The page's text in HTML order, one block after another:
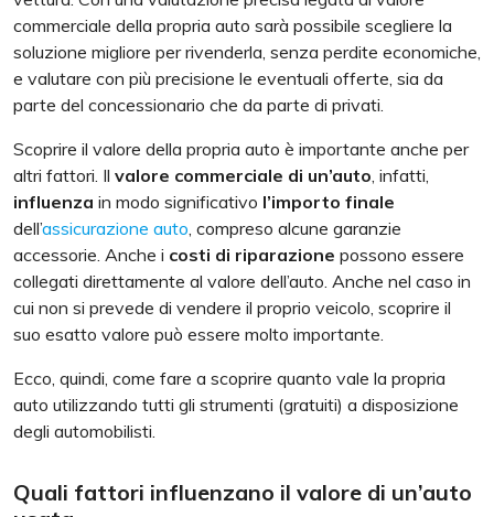
commerciale della propria auto sarà possibile scegliere la
soluzione migliore per rivenderla, senza perdite economiche,
e valutare con più precisione le eventuali offerte, sia da
parte del concessionario che da parte di privati.
Scoprire il valore della propria auto è importante anche per
altri fattori. Il valore commerciale di un’auto, infatti,
influenza in modo significativo l’importo finale
dell’assicurazione auto, compreso alcune garanzie
accessorie. Anche i costi di riparazione possono essere
collegati direttamente al valore dell’auto. Anche nel caso in
cui non si prevede di vendere il proprio veicolo, scoprire il
suo esatto valore può essere molto importante.
Ecco, quindi, come fare a scoprire quanto vale la propria
auto utilizzando tutti gli strumenti (gratuiti) a disposizione
degli automobilisti.
Quali fattori influenzano il valore di un’auto